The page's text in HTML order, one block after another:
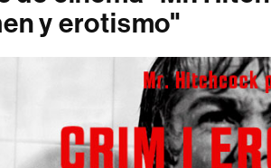
y erotismo"